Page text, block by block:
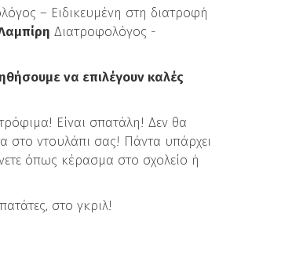
– Ειδικευμένη στη διατροφή
Διατροφολόγος -
να επιλέγουν καλές
Είναι σπατάλη! Δεν θα
στο ντουλάπι σας! Πάντα υπάρχει
όπως κέρασμα στο σχολείο ή
στο γκριλ!